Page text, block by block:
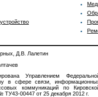
Д.В. Лалетин
Управлением
в сфере связи,
коммуникаций по
00447 от 25 декабря 2012 г.